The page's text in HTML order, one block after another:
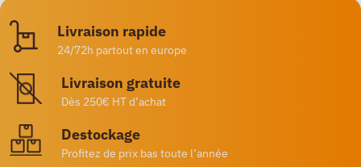
Livraison rapide
24/72h partout en europe
Livraison gratuite
Dès 250€ HT d’achat
Destockage
Profitez de prix bas toute l’année